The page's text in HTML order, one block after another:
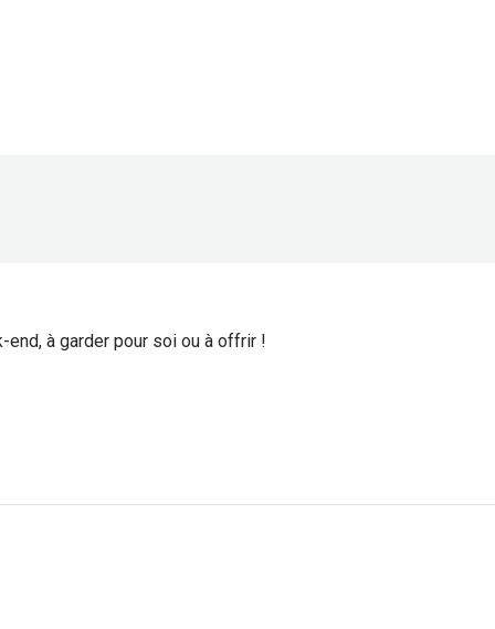
à garder pour soi ou à offrir !